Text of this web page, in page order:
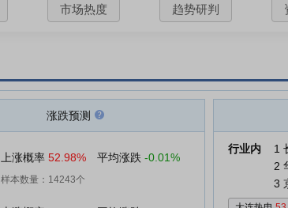
市场热度 趋势研判
涨跌预测
上涨概率 52.98% 平均涨跌 -0.01%
样本数量：14243个
行业内 1
2
3